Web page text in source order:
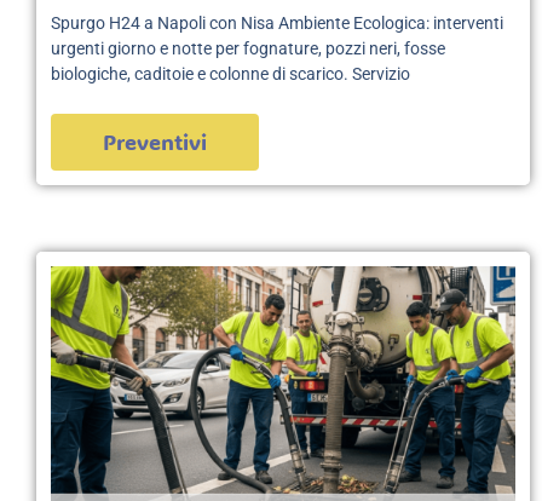
Spurgo H24 a Napoli con Nisa Ambiente Ecologica: interventi
urgenti giorno e notte per fognature, pozzi neri, fosse
biologiche, caditoie e colonne di scarico. Servizio
Preventivi